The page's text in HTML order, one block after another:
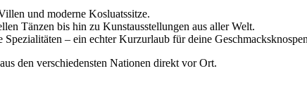
und moderne Kosluatssitze.
Tänzen bis hin zu Kunstausstellungen aus aller Welt.
– ein echter Kurzurlaub für deine
den verschiedensten Nationen direkt vor Ort.